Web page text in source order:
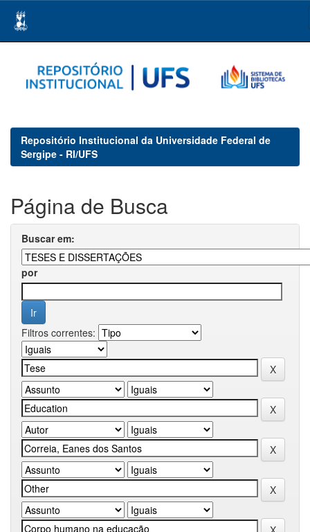
navigation
Repositório Institucional da Universidade Federal de
Sergipe - RI/UFS
Página de Busca
Buscar em:
por
Filtros correntes: